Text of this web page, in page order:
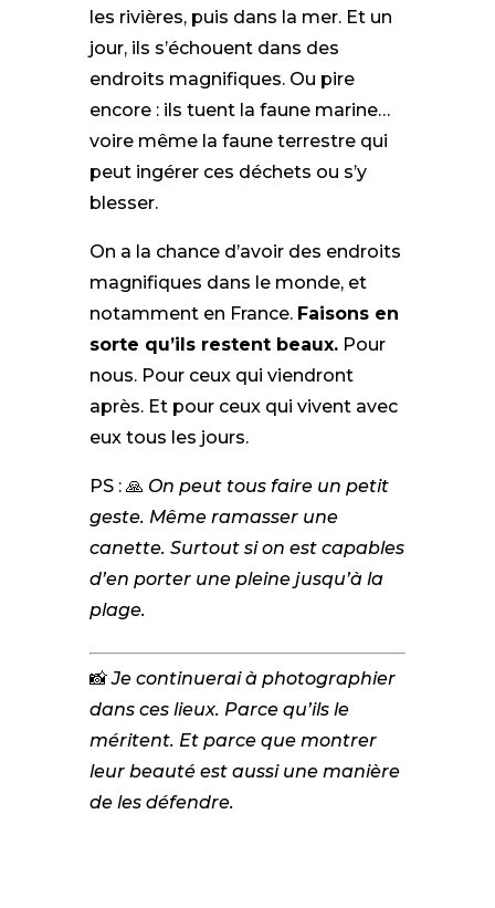
les rivières, puis dans la mer. Et un
jour, ils s’échouent dans des
endroits magnifiques. Ou pire
encore : ils tuent la faune marine…
voire même la faune terrestre qui
peut ingérer ces déchets ou s’y
blesser.
On a la chance d’avoir des endroits
magnifiques dans le monde, et
notamment en France. Faisons en
sorte qu’ils restent beaux.Pour
nous. Pour ceux qui viendront
après. Et pour ceux qui vivent avec
eux tous les jours.
PS : 🙏 On peut tous faire un petit
geste. Même ramasser une
canette. Surtout si on est capables
d’en porter une pleine jusqu’à la
plage.
📸Je continuerai à photographier
dans ces lieux. Parce qu’ils le
méritent. Et parce que montrer
leur beauté est aussi une manière
de les défendre.